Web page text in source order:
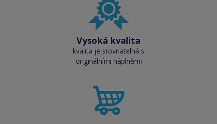
Vysoká kvalita
kvalita je srovnatelná s
originálními náplněmi